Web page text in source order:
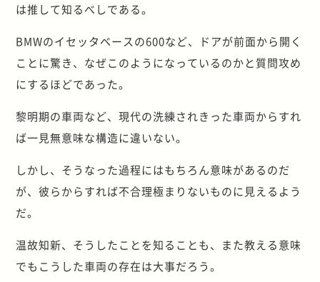
は推して知るべしである。
BMWのイセッタベースの600など、ドアが前面から開く
ことに驚き、なぜこのようになっているのかと質問攻め
にするほどであった。
黎明期の車両など、現代の洗練されきった車両からすれ
ば一見無意味な構造に違いない。
しかし、そうなった過程にはもちろん意味があるのだ
が、彼らからすれば不合理極まりないものに見えるよう
だ。
温故知新、そうしたことを知ることも、また教える意味
でもこうした車両の存在は大事だろう。